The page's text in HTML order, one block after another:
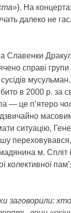
»). На
далеко не
Славенки
справі групи
в 2000 р. за
— це п’ятеро
ситуацію,
м. Спліт
колективної
заговорили: